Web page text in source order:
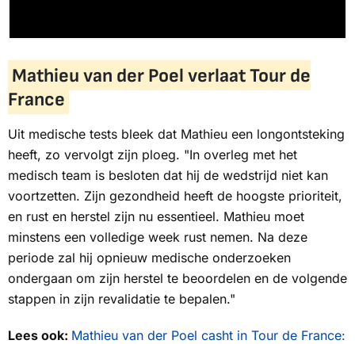
Mathieu van der Poel verlaat Tour de
France
Uit medische tests bleek dat Mathieu een longontsteking
heeft, zo vervolgt zijn ploeg. "In overleg met het
medisch team is besloten dat hij de wedstrijd niet kan
voortzetten. Zijn gezondheid heeft de hoogste prioriteit,
en rust en herstel zijn nu essentieel. Mathieu moet
minstens een volledige week rust nemen. Na deze
periode zal hij opnieuw medische onderzoeken
ondergaan om zijn herstel te beoordelen en de volgende
stappen in zijn revalidatie te bepalen."
Lees ook: Mathieu van der Poel casht in Tour de France: